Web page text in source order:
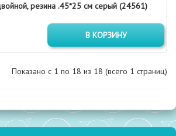
резина .45*25 см серый (24561)
В КОРЗИНУ
Показано с 1 по 18 из 18 (всего 1 страниц)